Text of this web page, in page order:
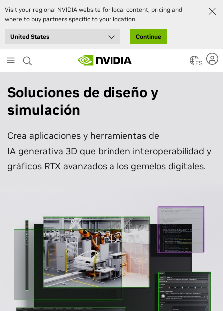
Visit your regional NVIDIA website for local content, pricing and
where to buy partners specific to your location.
Continue
to
main
content
ES
Soluciones de diseño y
simulación
Crea aplicaciones y herramientas de
IA generativa 3D que brinden interoperabilidad y
gráficos RTX avanzados a los gemelos digitales.